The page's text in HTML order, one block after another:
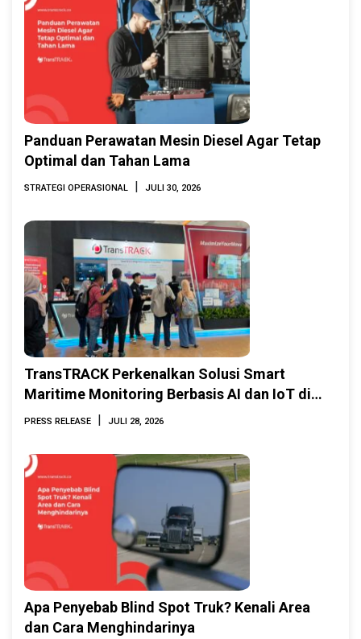
Panduan Perawatan Mesin Diesel Agar Tetap
Optimal dan Tahan Lama
STRATEGI OPERASIONAL | JULI 30, 2026
TransTRACK Perkenalkan Solusi Smart
Maritime Monitoring Berbasis AI dan IoT di
INAMARINE 2026
PRESS RELEASE | JULI 28, 2026
Apa Penyebab Blind Spot Truk? Kenali Area
dan Cara Menghindarinya